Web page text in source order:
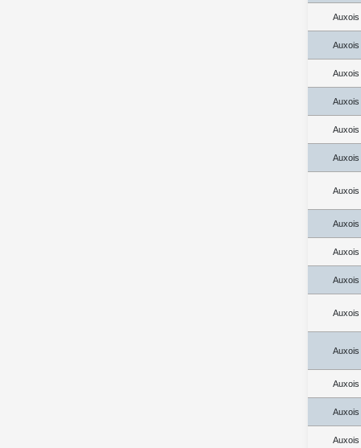
Auxois
Auxois
Auxois
Auxois
Auxois
Auxois
Auxois
Auxois
Auxois
Auxois
Auxois
Auxois
Auxois
Auxois
Auxois